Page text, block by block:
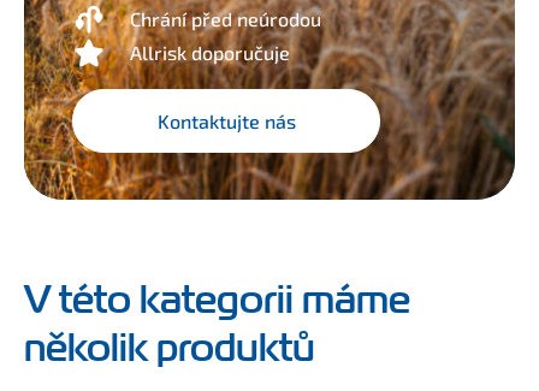
Chrání před neúrodou
Allrisk doporučuje
Kontaktujte nás
V této kategorii máme
několik produktů